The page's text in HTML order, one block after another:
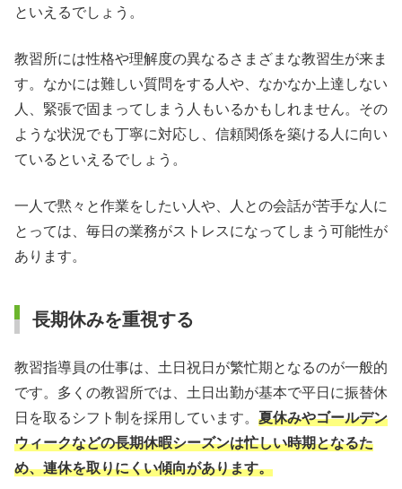
といえるでしょう。
教習所には性格や理解度の異なるさまざまな教習生が来ま
す。なかには難しい質問をする人や、なかなか上達しない
人、緊張で固まってしまう人もいるかもしれません。その
ような状況でも丁寧に対応し、信頼関係を築ける人に向い
ているといえるでしょう。
一人で黙々と作業をしたい人や、人との会話が苦手な人に
とっては、毎日の業務がストレスになってしまう可能性が
あります。
長期休みを重視する
教習指導員の仕事は、土日祝日が繁忙期となるのが一般的
です。多くの教習所では、土日出勤が基本で平日に振替休
日を取るシフト制を採用しています。 夏休みやゴールデン
ウィークなどの長期休暇シーズンは忙しい時期となるた
め、連休を取りにくい傾向があります。